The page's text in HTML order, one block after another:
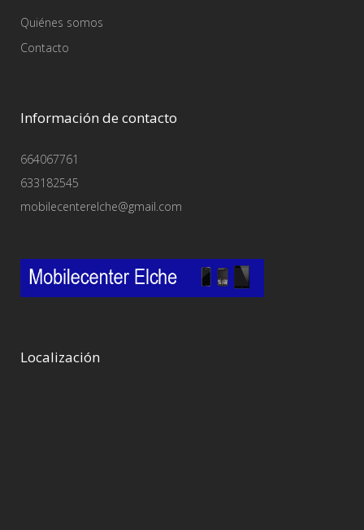
Quiénes somos
Contacto
Información de contacto
664067761
633182545
mobilecenterelche@gmail.com
Localización